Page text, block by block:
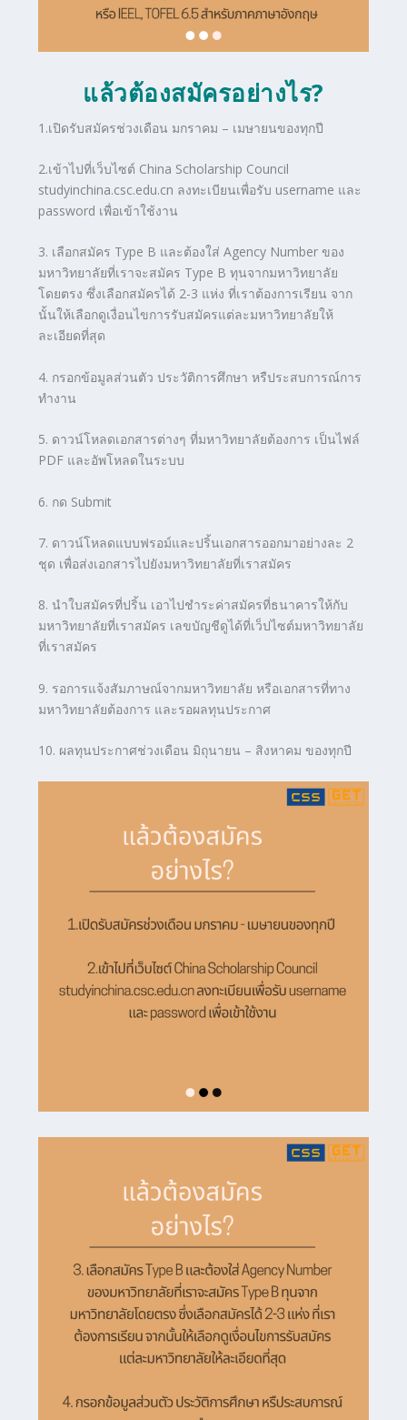
แล้วต้องสมัครอย่างไร?
1.เปิดรับสมัครช่วงเดือน มกราคม – เมษายนของทุกปี
2.เข้าไปที่เว็บไซต์ China Scholarship Council
studyinchina.csc.edu.cn ลงทะเบียนเพื่อรับ username และ
password เพื่อเข้าใช้งาน
3. เลือกสมัคร Type B และต้องใส่ Agency Number ของ
มหาวิทยาลัยที่เราจะสมัคร Type B ทุนจากมหาวิทยาลัย
โดยตรง ซึ่งเลือกสมัครได้ 2-3 แห่ง ที่เราต้องการเรียน จาก
นั้นให้เลือกดูเงื่อนไขการรับสมัครแต่ละมหาวิทยาลัยให้
ละเอียดที่สุด
4. กรอกข้อมูลส่วนตัว ประวัติการศึกษา หรืประสบการณ์การ
ทำงาน
5. ดาวน์โหลดเอกสารต่างๆ ที่มหาวิทยาลัยต้องการ เป็นไฟล์
PDF และอัพโหลดในระบบ
6. กด Submit
7. ดาวน์โหลดแบบฟรอม์และปริ้นเอกสารออกมาอย่างละ 2
ชุด เพื่อส่งเอกสารไปยังมหาวิทยาลัยที่เราสมัคร
8. นำใบสมัครที่ปริ้น เอาไปชำระค่าสมัครที่ธนาคารให้กับ
มหาวิทยาลัยที่เราสมัคร เลขบัญชีดูได้ที่เว็ปไซต์มหาวิทยาลัย
ที่เราสมัคร
9. รอการแจ้งสัมภาษณ์จากมหาวิทยาลัย หรือเอกสารที่ทาง
มหาวิทยาลัยต้องการ และรอผลทุนประกาศ
10. ผลทุนประกาศช่วงเดือน มิถุนายน – สิงหาคมของทุกปี